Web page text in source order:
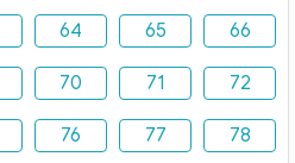
64 65 66
70 71 72
76 77 78